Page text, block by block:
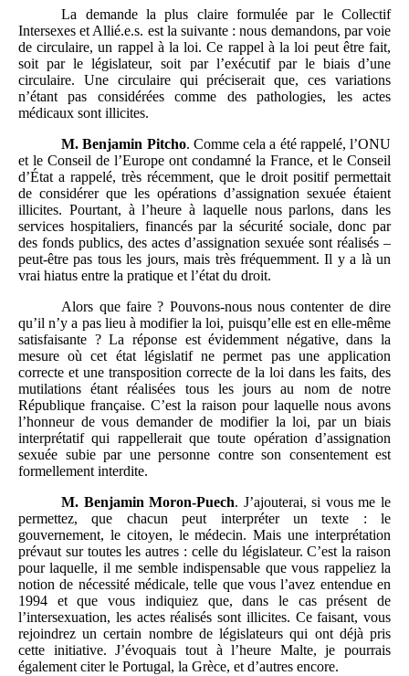
La demande la plus claire formulée par le Collectif
Intersexes et Allié.e.s. est la suivante : nous demandons, par voie
de circulaire, un rappel à la loi. Ce rappel à la loi peut être fait,
soit par le législateur, soit par l’exécutif par le biais d’une
circulaire. Une circulaire qui préciserait que, ces variations
n’étant pas considérées comme des pathologies, les actes
médicaux sont illicites.
M. Benjamin Pitcho. Comme cela a été rappelé, l’ONU
et le Conseil de l’Europe ont condamné la France, et le Conseil
d’État a rappelé, très récemment, que le droit positif permettait
de considérer que les opérations d’assignation sexuée étaient
illicites. Pourtant, à l’heure à laquelle nous parlons, dans les
services hospitaliers, financés par la sécurité sociale, donc par
des fonds publics, des actes d’assignation sexuée sont réalisés –
peut-être pas tous les jours, mais très fréquemment. Il y a là un
vrai hiatus entre la pratique et l’état du droit.
Alors que faire ? Pouvons-nous nous contenter de dire
qu’il n’y a pas lieu à modifier la loi, puisqu’elle est en elle-même
satisfaisante ? La réponse est évidemment négative, dans la
mesure où cet état législatif ne permet pas une application
correcte et une transposition correcte de la loi dans les faits, des
mutilations étant réalisées tous les jours au nom de notre
République française. C’est la raison pour laquelle nous avons
l’honneur de vous demander de modifier la loi, par un biais
interprétatif qui rappellerait que toute opération d’assignation
sexuée subie par une personne contre son consentement est
formellement interdite.
M. Benjamin Moron-Puech. J’ajouterai, si vous me le
permettez, que chacun peut interpréter un texte : le
gouvernement, le citoyen, le médecin. Mais une interprétation
prévaut sur toutes les autres : celle du législateur. C’est la raison
pour laquelle, il me semble indispensable que vous rappeliez la
notion de nécessité médicale, telle que vous l’avez entendue en
1994 et que vous indiquiez que, dans le cas présent de
l’intersexuation, les actes réalisés sont illicites. Ce faisant, vous
rejoindrez un certain nombre de législateurs qui ont déjà pris
cette initiative. J’évoquais tout à l’heure Malte, je pourrais
également citer le Portugal, la Grèce, et d’autres encore.